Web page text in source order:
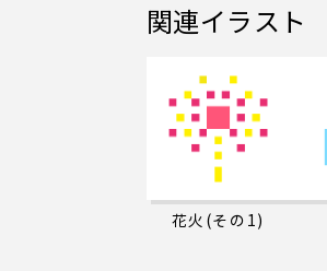
関連イラスト
花火(その1)